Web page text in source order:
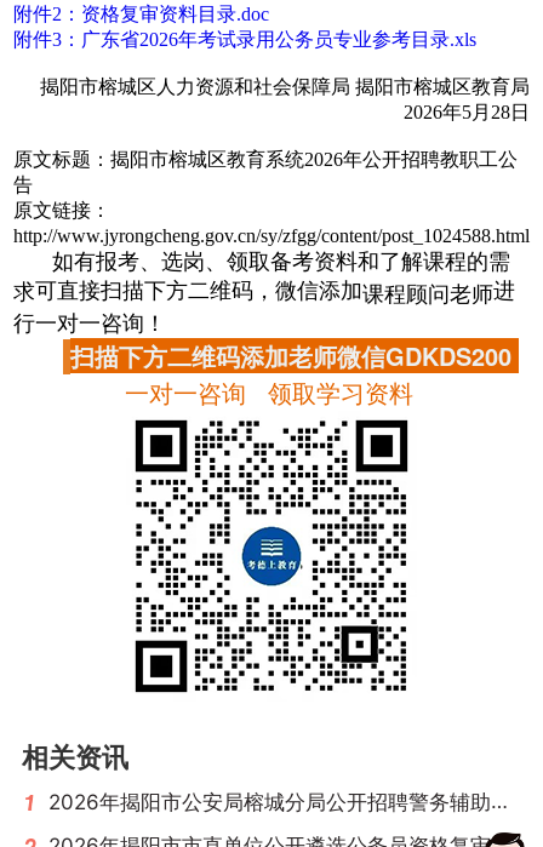
附件2：资格复审资料目录.doc
附件3：广东省2026年考试录用公务员专业参考目录.xls
揭阳市榕城区人力资源和社会保障局 揭阳市榕城区教育局
2026年5月28日
原文标题：揭阳市榕城区教育系统2026年公开招聘教职工公
告
原文链接：
http://www.jyrongcheng.gov.cn/sy/zfgg/content/post_1024588.html
如有报考、选岗、领取备考资料和了解课程的需
求可直接扫描下方二维码，微信添加课程顾问老师进
行一对一咨询！
扫描下方二维码添加老师微信GDKDS200
一对一咨询 领取学习资料
相关资讯
2026年揭阳市公安局榕城分局公开招聘警务辅助人员公告（66名）